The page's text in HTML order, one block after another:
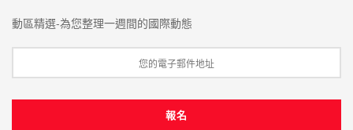
動區精選-為您整理一週間的國際動態